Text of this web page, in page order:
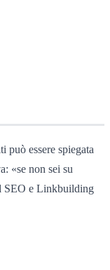
può essere spiegata
«se non sei su
SEO e Linkbuilding